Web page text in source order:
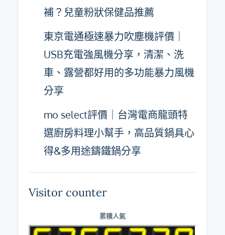
補？兒童粉狀保健品推薦
東京電通極速暴力吹塵機評價｜
USB充電強風機分享，清潔、洗
車、露營都好用的多功能暴力風機
分享
mo select評價｜台灣電商龍頭特
選廚房料理小幫手，高品質鍋具心
得&多用途鑄鐵鍋分享
Visitor counter
累積人氣